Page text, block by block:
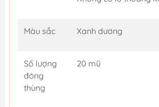
Màu sắc Xanh dương
Số lượng
đóng
thùng
20 mũ